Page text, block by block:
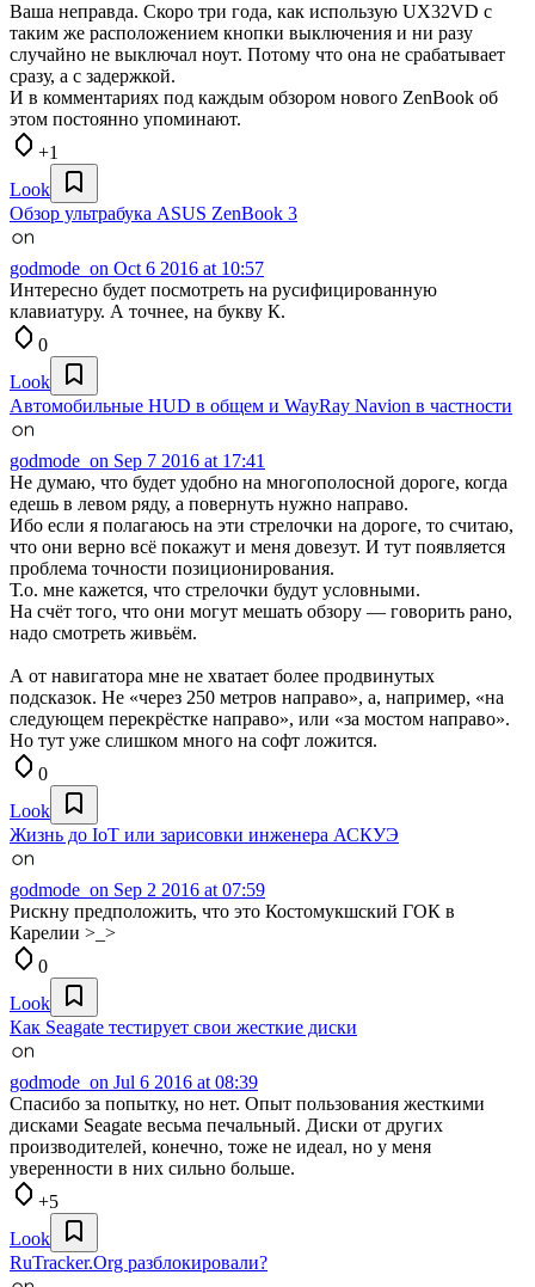
Ваша неправда. Скоро три года, как использую UX32VD с
таким же расположением кнопки выключения и ни разу
случайно не выключал ноут. Потому что она не срабатывает
сразу, а с задержкой.
И в комментариях под каждым обзором нового ZenBook об
этом постоянно упоминают.
+1
Look
Обзор ультрабука ASUS ZenBook 3
godmode_on Oct 6 2016 at 10:57
Интересно будет посмотреть на русифицированную
клавиатуру. А точнее, на букву К.
0
Look
Автомобильные HUD в общем и WayRay Navion в частности
godmode_on Sep 7 2016 at 17:41
Не думаю, что будет удобно на многополосной дороге, когда
едешь в левом ряду, а повернуть нужно направо.
Ибо если я полагаюсь на эти стрелочки на дороге, то считаю,
что они верно всё покажут и меня довезут. И тут появляется
проблема точности позиционирования.
Т.о. мне кажется, что стрелочки будут условными.
На счёт того, что они могут мешать обзору — говорить рано,
надо смотреть живьём.
А от навигатора мне не хватает более продвинутых
подсказок. Не «через 250 метров направо», а, например, «на
следующем перекрёстке направо», или «за мостом направо».
Но тут уже слишком много на софт ложится.
0
Look
Жизнь до IoT или зарисовки инженера АСКУЭ
godmode_on Sep 2 2016 at 07:59
Рискну предположить, что это Костомукшский ГОК в
Карелии >_>
0
Look
Как Seagate тестирует свои жесткие диски
godmode_on Jul 6 2016 at 08:39
Спасибо за попытку, но нет. Опыт пользования жесткими
дисками Seagate весьма печальный. Диски от других
производителей, конечно, тоже не идеал, но у меня
уверенности в них сильно больше.
+5
Look
RuTracker.Org разблокировали?